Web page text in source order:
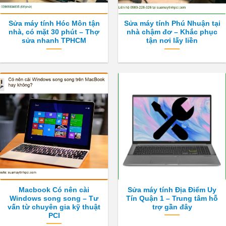
trên
trang
sản
phẩm
trên
trang
sản
phẩm
Sửa máy tính Hóc Môn tận
nhà, có mặt 30 phút – Thợ
sửa nhanh TPHCM
Sửa máy tính Phú Nhuận tại
nhà chậm đơ – Khắc phục
tận nơi lấy liền
Macbook Có nên cài
Windows song song – Tư
vấn từ chuyên gia kỹ thuật
PCI
Sửa máy tính Địa Điểm Uy
Tín Quận 1 – Trung tâm hỗ
trợ gần đây